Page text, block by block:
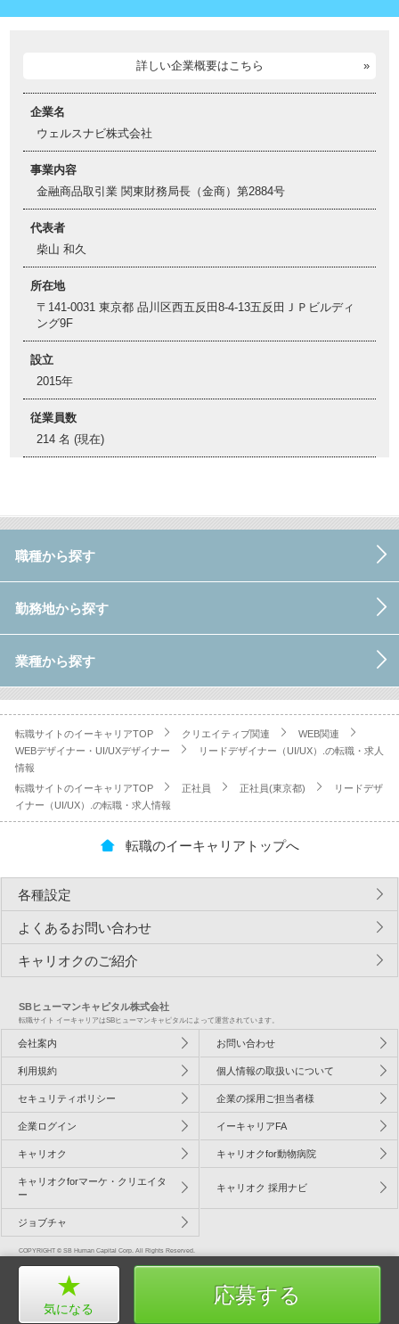
詳しい企業概要はこちら
企業名
ウェルスナビ株式会社
事業内容
金融商品取引業 関東財務局長（金商）第2884号
代表者
柴山 和久
所在地
〒141-0031 東京都 品川区西五反田8-4-13五反田ＪＰビルディ
ング9F
設立
2015年
従業員数
214 名 (現在)
応募する
気になる
職種から探す
勤務地から探す
業種から探す
転職サイトのイーキャリアTOP クリエイティブ関連
WEB関連
WEBデザイナー・UI/UXデザイナー
リードデザイナー（UI/UX）.の転職・求人
情報
転職サイトのイーキャリアTOP
正社員 正社員(東京都)
リードデザ
イナー（UI/UX）.の転職・求人情報
転職のイーキャリアトップへ
各種設定
よくあるお問い合わせ
キャリオクのご紹介
SBヒューマンキャピタル株式会社
転職サイト イーキャリアはSBヒューマンキャピタルによって運営されています。
会社案内 お問い合わせ
利用規約 個人情報の取扱いについて
セキュリティポリシー 企業の採用ご担当者様
企業ログイン イーキャリアFA
キャリオク キャリオクfor動物病院
キャリオクforマーケ・クリエイタ
ー
キャリオク 採用ナビ
ジョブチャ
COPYRIGHT © SB Human Capital Corp. All Rights Reserved.